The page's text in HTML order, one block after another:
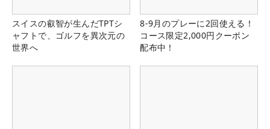
スイスの叡智が生んだTPTシ
ャフトで、ゴルフを異次元の
世界へ
8-9月のプレーに2回使える！
コース限定2,000円クーポン
配布中！